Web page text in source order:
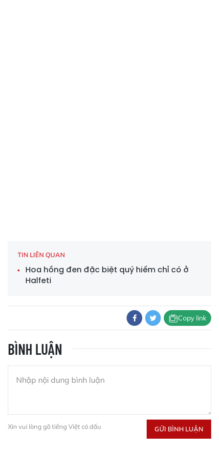
TIN LIÊN QUAN
Hoa hồng đen đặc biệt quý hiếm chỉ có ở
Halfeti
Copy link
BÌNH LUẬN
Xin vui lòng gõ tiếng Việt có dấu GỬI BÌNH LUẬN